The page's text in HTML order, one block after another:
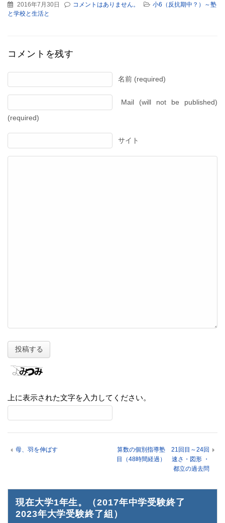
2016年7月30日 コメントはありません。
小6（反抗期中？）～塾
と学校と生活と
コメントを残す
名前 (required)
Mail (will not be published)
(required)
サイト
上に表示された文字を入力してください。
母、羽を伸ばす
算数の個別指導塾 21回目～24回
目（48時間経過） 速さ・図形 ・
都立の過去問
現在大学1年生。（2017年中学受験終了
2023年大学受験終了組）